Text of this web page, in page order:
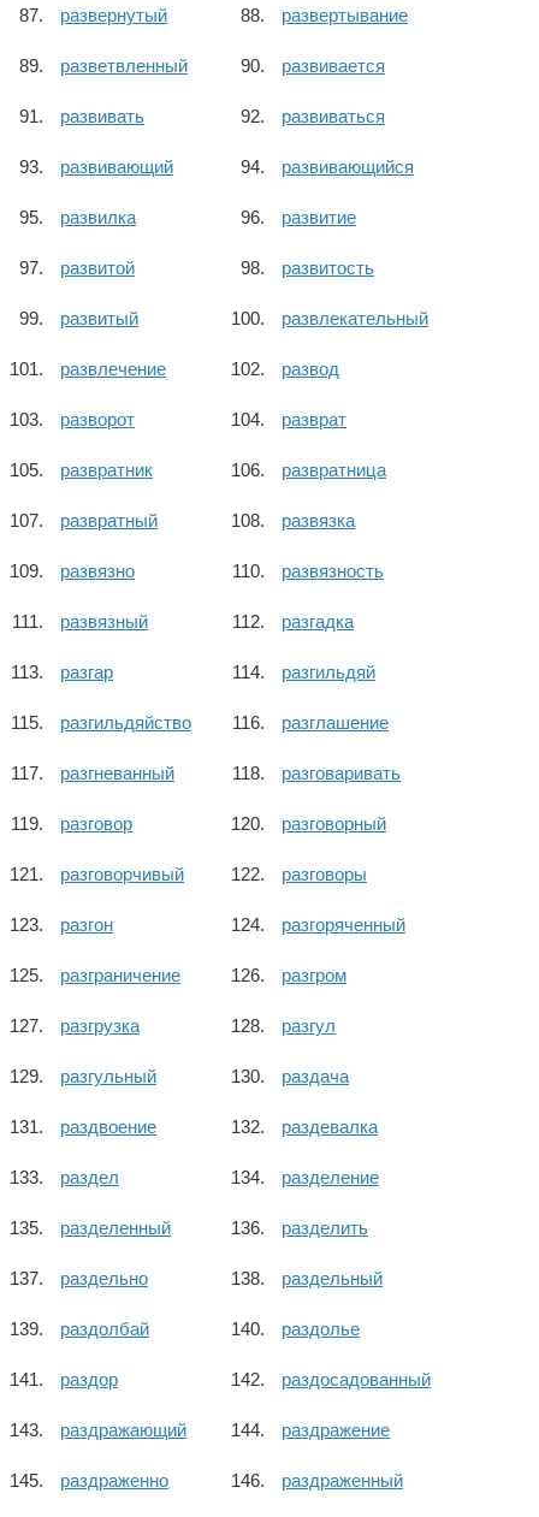
развернутый развертывание
разветвленный развивается
развивать развиваться
развивающий развивающийся
развилка развитие
развитой развитость
развитый развлекательный
развлечение развод
разворот разврат
развратник развратница
развратный развязка
развязно развязность
развязный разгадка
разгар разгильдяй
разгильдяйство разглашение
разгневанный разговаривать
разговор разговорный
разговорчивый разговоры
разгон разгоряченный
разграничение разгром
разгрузка разгул
разгульный раздача
раздвоение раздевалка
раздел разделение
разделенный разделить
раздельно раздельный
раздолбай раздолье
раздор раздосадованный
раздражающий раздражение
раздраженно раздраженный